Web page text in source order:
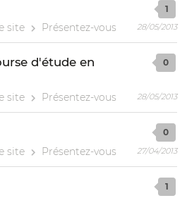
site Présentez-vous
1
28/05/2013
d'étude en
site Présentez-vous
0
28/05/2013
site Présentez-vous
0
27/04/2013
1